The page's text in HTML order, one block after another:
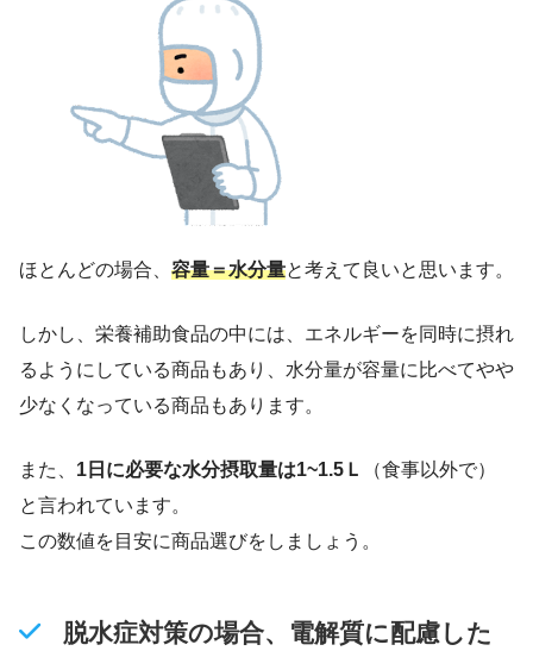
ほとんどの場合、 容量＝水分量と考えて良いと思います。
しかし、栄養補助食品の中には、エネルギーを同時に摂れ
るようにしている商品もあり、水分量が容量に比べてやや
少なくなっている商品もあります。
また、 1日に必要な水分摂取量は1~1.5Ｌ
（食事以外で）
と言われています。
この数値を目安に商品選びをしましょう。
脱水症対策の場合、電解質に配慮した